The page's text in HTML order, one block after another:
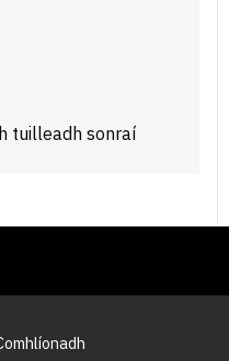
tuilleadh sonraí